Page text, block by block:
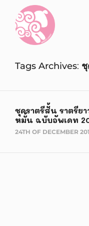
Tags Archives
ชุดราตรีสั้น ราตรีย
หมั้น ฉบับอัพเดท
24TH OF DECEMBER